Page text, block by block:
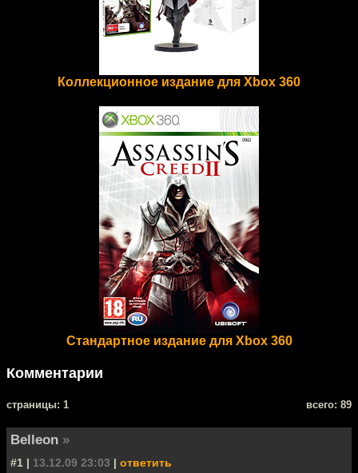
Коллекционное издание для Xbox 360
Стандартное издание для Xbox 360
Комментарии
cтраницы: 1 всего: 89
Belleon »
#1 | 13.12.09 23:03 | ответить